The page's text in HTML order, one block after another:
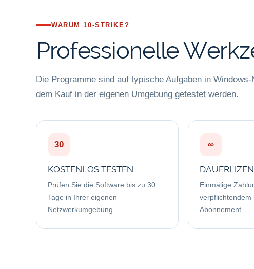
WARUM 10-STRIKE?
Professionelle
Die Programme sind auf typische Aufgaben in
dem Kauf in der eigenen Umgebung getestet werden.
30
KOSTENLOS TESTEN
Prüfen Sie die Software bis zu 30
Tage in Ihrer eigenen
Netzwerkumgebung.
∞
Einmalige
verpflichtendem
Abonnement.